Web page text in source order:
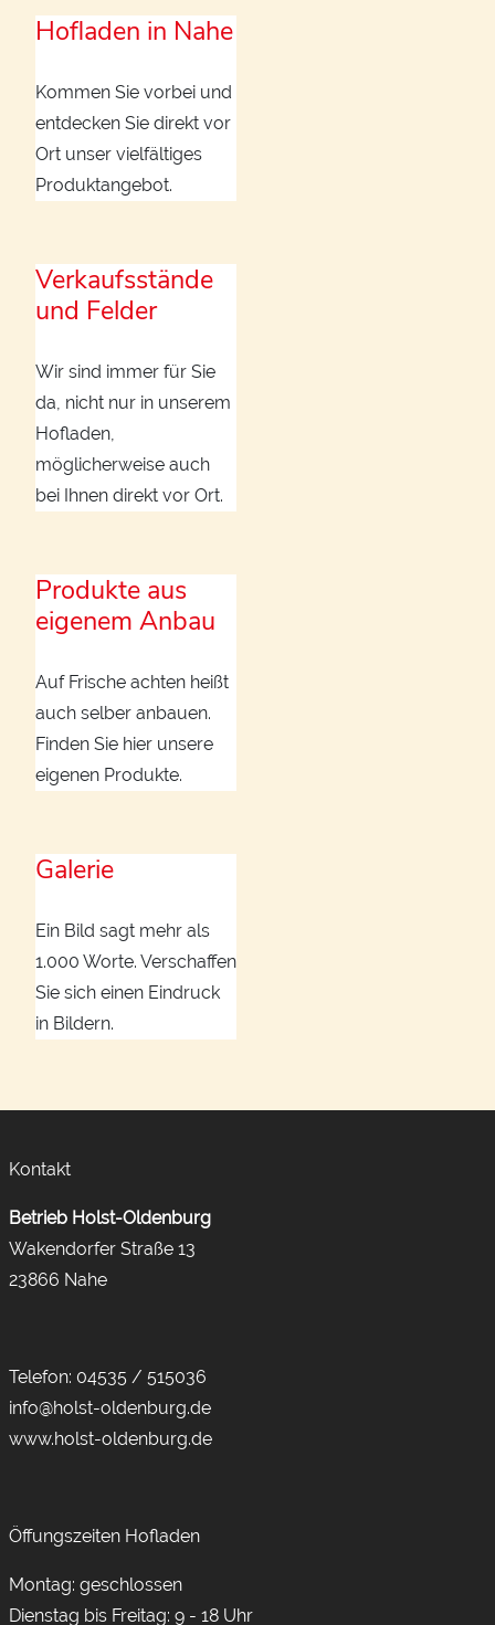
Hofladen in Nahe
Kommen Sie vorbei und
entdecken Sie direkt vor
Ort unser vielfältiges
Produktangebot.
Verkaufsstände
und Felder
Wir sind immer für Sie
da, nicht nur in unserem
Hofladen,
möglicherweise auch
bei Ihnen direkt vor Ort.
Produkte aus
eigenem Anbau
Auf Frische achten heißt
auch selber anbauen.
Finden Sie hier unsere
eigenen Produkte.
Galerie
Ein Bild sagt mehr als
1.000 Worte. Verschaffen
Sie sich einen Eindruck
in Bildern.
Kontakt
Betrieb Holst-Oldenburg
Wakendorfer Straße 13
23866 Nahe
Telefon: 04535 / 515036
info@holst-oldenburg.de
www.holst-oldenburg.de
Öffungszeiten Hofladen
Montag: geschlossen
Dienstag bis Freitag: 9 - 18 Uhr